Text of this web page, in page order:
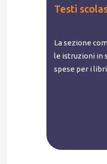
Testi
La sezione
le istruzioni in
spese per i